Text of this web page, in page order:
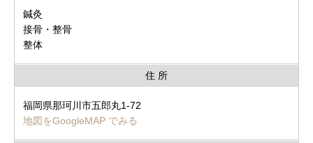
鍼灸
接骨・整骨
整体
住 所
福岡県那珂川市五郎丸1-72
地図をGoogleMAP でみる